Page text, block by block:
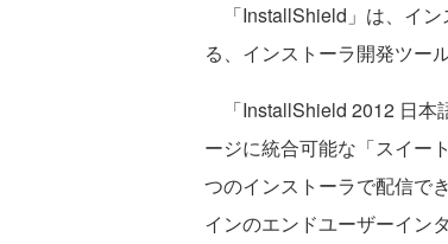
「InstallShield」は、イン
る、インストーラ開発ツー
「InstallShield 2012 日本
ージに統合可能な「スイー
つのインストーラで配信で
インのエンドユーザーイン